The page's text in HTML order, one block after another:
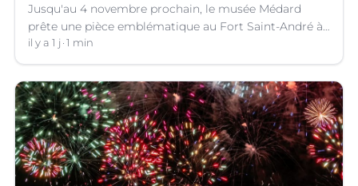
Jusqu'au 4 novembre prochain, le musée Médard
prête une pièce emblématique au Fort Saint-André à
Villeneuve-lez-Avignon (Gard).
il y a 1 j 1 min